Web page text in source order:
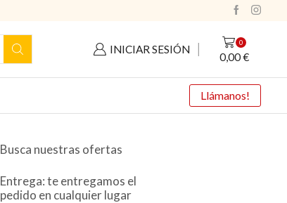
INICIAR SESIÓN
0
0,00€
Llámanos!
Busca nuestras ofertas
Entrega: te entregamos el
pedido en cualquier lugar